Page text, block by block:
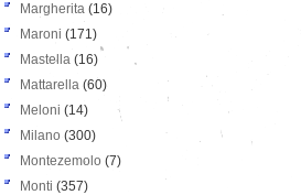
Margherita (16)
Maroni (171)
Mastella (16)
Mattarella (60)
Meloni (14)
Milano (300)
Montezemolo (7)
Monti (357)